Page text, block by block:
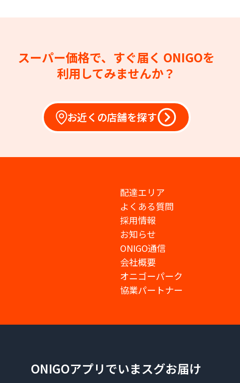
スーパー価格で、すぐ届く ONIGOを
利用してみませんか？
お近くの店舗を探す
配達エリア
よくある質問
採用情報
お知らせ
ONIGO通信
会社概要
オニゴーパーク
協業パートナー
ONIGOアプリでいまスグお届け